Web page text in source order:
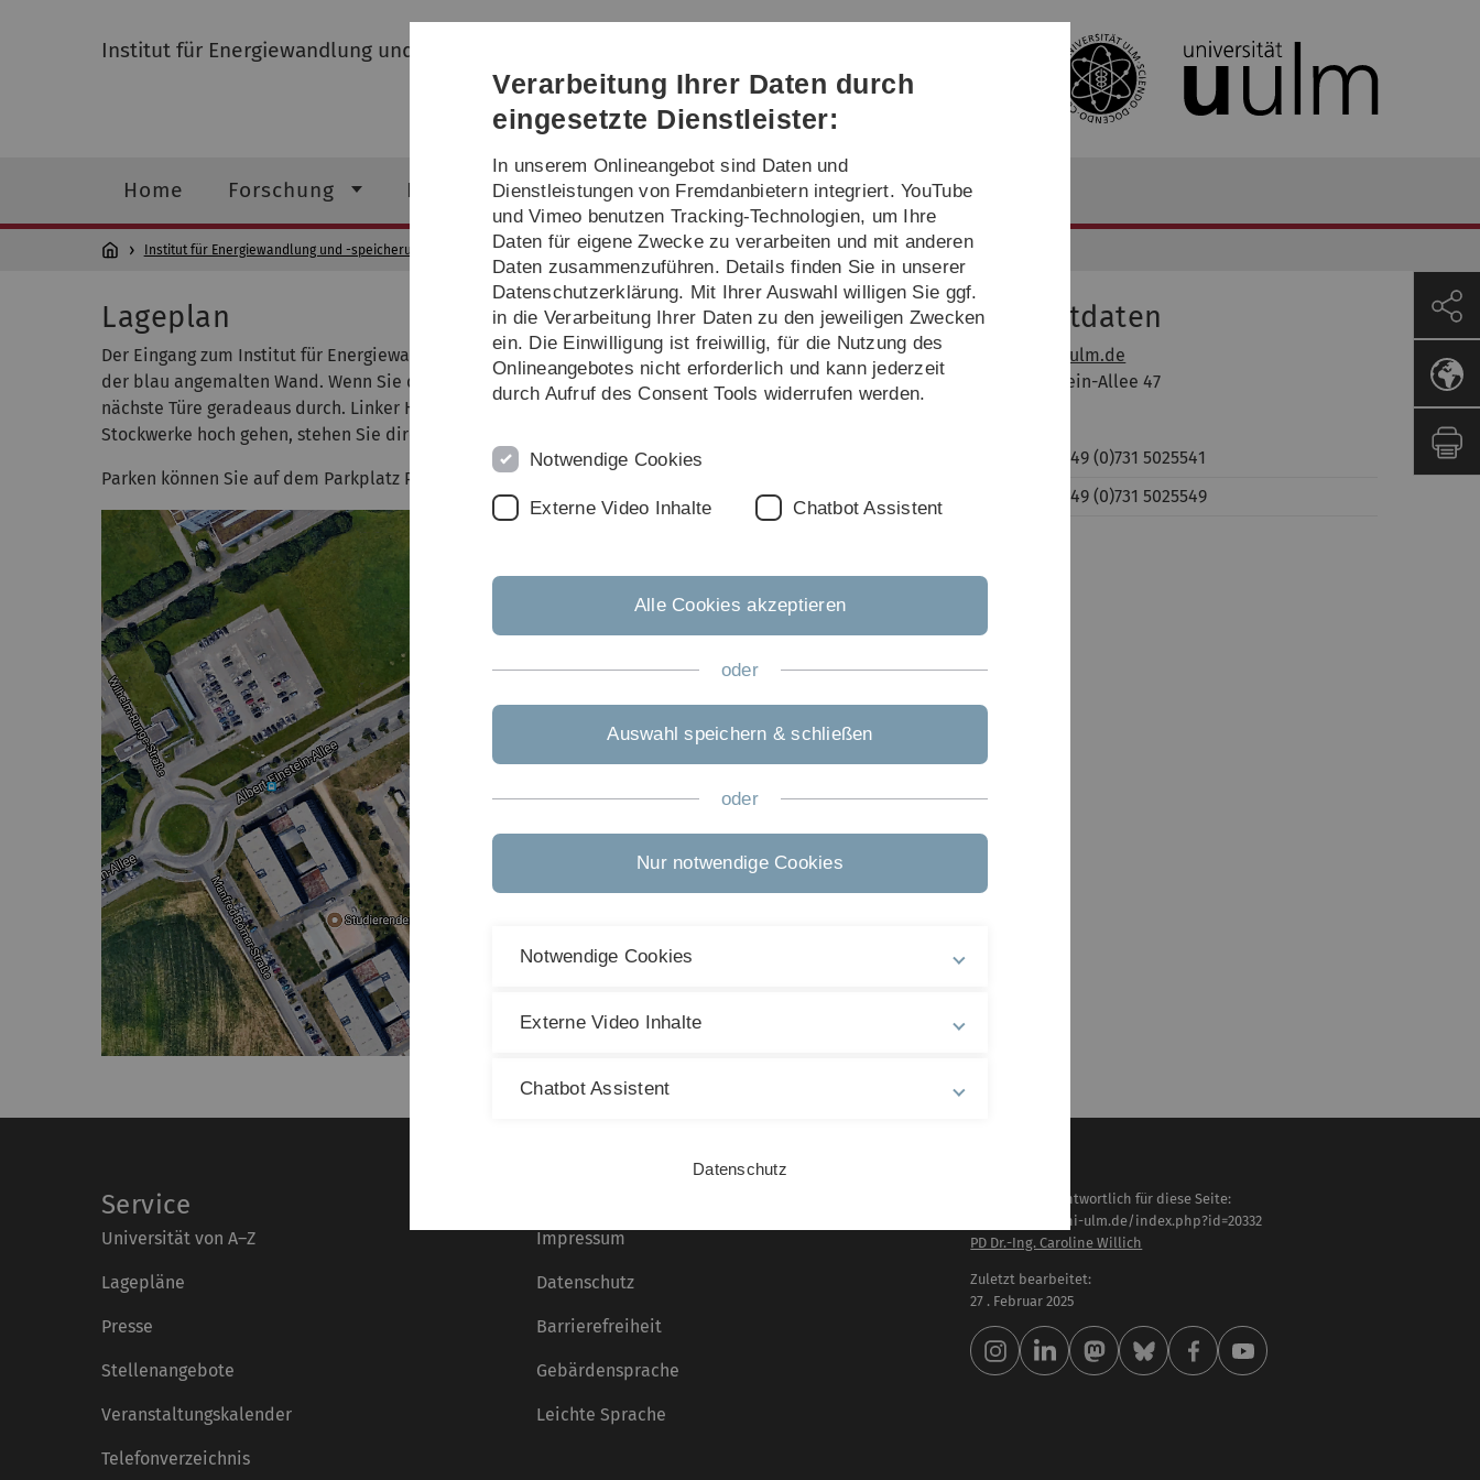
Direkt
Direkt
Direkt
(Sprache,
Drucken,
Social
Direkt
Direkt
Institut für Energiewandlung und -speicherung (EWS)
Home Forschung Lehre
Institut für Energiewandlung und -speicherung (EWS) Kontakt und Anfahrt
Lageplan
Der Eingang zum Institut für Energiewandlung und -speicherung befindet sich wie eingezeichnet am Ende
der blau angemalten Wand. Wenn Sie durch diese Türe gehen halten Sie sich rechts und gehen durch die
nächste Türe geradeaus durch. Linker Hand befindet sich eine Treppe. Wenn Sie diese Treppe zwei
Stockwerke hoch gehen, stehen Sie direkt vor dem Sekretariat.
Parken können Sie auf dem Parkplatz P10
Kontaktdaten
in.ews@uni-ulm.de
Albert-Einstein-Allee 47
+49 (0)731 5025541
+49 (0)731 5025549
Service
Universität von A–Z
Lagepläne
Presse
Stellenangebote
Veranstaltungskalender
Telefonverzeichnis
Impressum
Datenschutz
Barrierefreiheit
Gebärdensprache
Leichte Sprache
Inhaltlich verantwortlich für diese Seite:
https://www.uni-ulm.de/index.php?id=20332
PD Dr.-Ing. Caroline Willich
Zuletzt bearbeitet:
27 . Februar 2025
Verarbeitung Ihrer Daten durch
eingesetzte Dienstleister:
In unserem Onlineangebot sind Daten und
Dienstleistungen von Fremdanbietern integriert. YouTube
und Vimeo benutzen Tracking-Technologien, um Ihre
Daten für eigene Zwecke zu verarbeiten und mit anderen
Daten zusammenzuführen. Details finden Sie in unserer
Datenschutzerklärung. Mit Ihrer Auswahl willigen Sie ggf.
in die Verarbeitung Ihrer Daten zu den jeweiligen Zwecken
ein. Die Einwilligung ist freiwillig, für die Nutzung des
Onlineangebotes nicht erforderlich und kann jederzeit
durch Aufruf des Consent Tools widerrufen werden.
Notwendige Cookies
Externe Video Inhalte Chatbot Assistent
Alle Cookies akzeptieren
oder
Auswahl speichern & schließen
oder
Nur notwendige Cookies
Notwendige Cookies
Externe Video Inhalte
Chatbot Assistent
Datenschutz